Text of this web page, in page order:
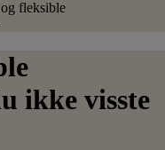
fleksible
ikke visste